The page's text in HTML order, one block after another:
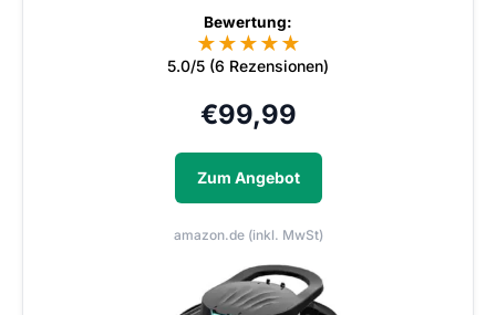
Bewertung:
★★★★★
5.0/5 (6 Rezensionen)
€99,99
Zum Angebot
amazon.de (inkl. MwSt)